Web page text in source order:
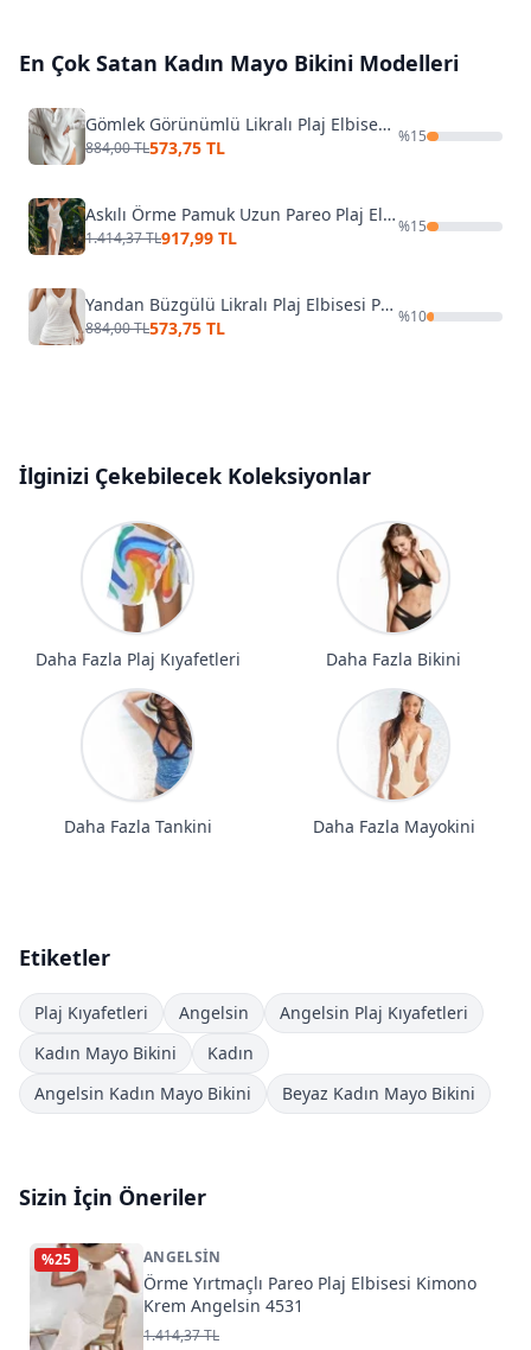
En Çok Satan Kadın Mayo Bikini Modelleri
Gömlek Görünümlü Likralı Plaj Elbisesi Pareo Cover Up Kimono Angelsin MS 4384 Beyaz
884,00 TL573,75 TL
%15
Askılı Örme Pamuk Uzun Pareo Plaj Elbisesi Kimono Kaftan Angelsin MS 4098 Beyaz
1.414,37 TL917,99 TL
%15
Yandan Büzgülü Likralı Plaj Elbisesi Pareo Cover Up Kimono Angelsin MS4386 Beyaz
884,00 TL573,75 TL
%10
İlginizi Çekebilecek Koleksiyonlar
Daha Fazla Plaj Kıyafetleri Daha Fazla Bikini
Daha Fazla Tankini Daha Fazla Mayokini
Etiketler
Plaj Kıyafetleri Angelsin
Angelsin Plaj Kıyafetleri
Kadın Mayo Bikini
Kadın
Angelsin Kadın Mayo Bikini
Beyaz Kadın Mayo Bikini
Sizin İçin Öneriler
%25 ANGELSIN
Örme Yırtmaçlı Pareo Plaj Elbisesi Kimono
Krem Angelsin 4531
1.414,37 TL